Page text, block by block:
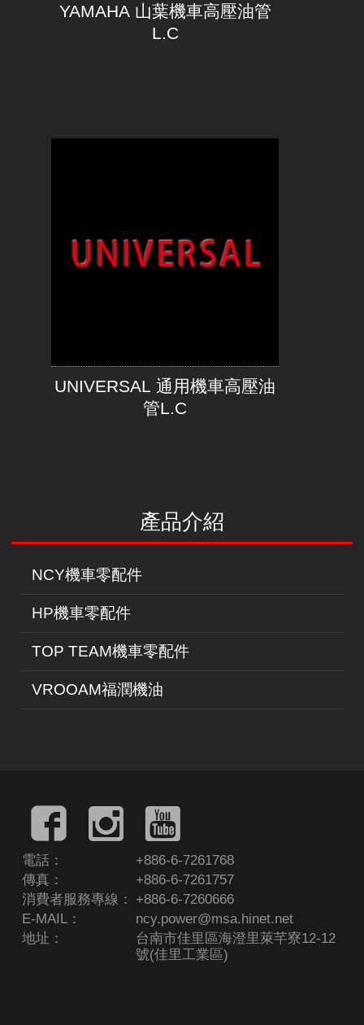
產品介紹
NCY機車零配件
HP機車零配件
TOP TEAM機車零配件
VROOAM福潤機油
YAMAHA 山葉機車高壓油管
L.C
UNIVERSAL 通用機車高壓油
管L.C
電話：
+886-6-7261768
傳真：
+886-6-7261757
消費者服務專線：
+886-6-7260666
E-MAIL：
ncy.power@msa.hinet.net
地址：
台南市佳里區海澄里萊芊寮12-12
號(佳里工業區)